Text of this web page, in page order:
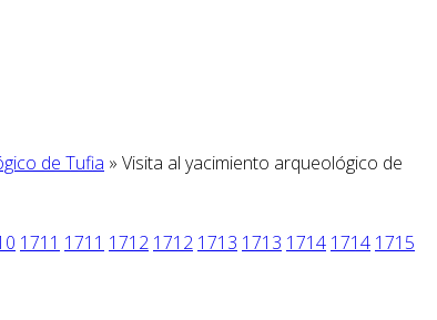
de Tufia » Visita al yacimiento arqueológico de
1711 1711 1712 1712 1713 1713 1714 1714 1715